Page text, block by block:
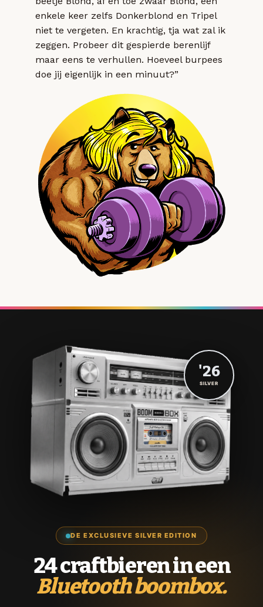
enkele keer zelfs Donkerblond en Tripel
niet te vergeten. En krachtig, tja wat zal ik
zeggen. Probeer dit gespierde berenlijf
maar eens te verhullen. Hoeveel burpees
doe jij eigenlijk in een minuut?”
DE EXCLUSIEVE SILVER EDITION
24 craftbieren in een
Bluetooth boombox.
'26
SILVER